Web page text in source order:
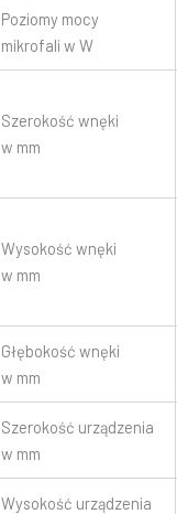
Poziomy mocy
mikrofali w W
Szerokość wnęki
w mm
Wysokość wnęki
w mm
Głębokość wnęki
w mm
Szerokość urządzenia
w mm
Wysokość urządzenia